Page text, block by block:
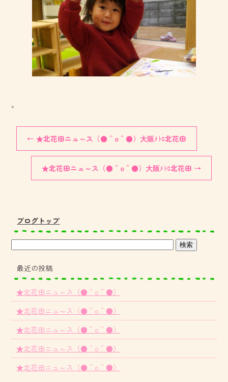
。
← ★北花田ニュ～ス（●＾o＾●）大阪ﾒﾄﾛ北花田
★北花田ニュ～ス（●＾o＾●）大阪ﾒﾄﾛ北花田 →
ブログトップ
最近の投稿
★北花田ニュ～ス（●＾o＾●）
★北花田ニュ～ス（●＾o＾●）
★北花田ニュ～ス（●＾o＾●）
★北花田ニュ～ス（●＾o＾●）
★北花田ニュ～ス（●＾o＾●）